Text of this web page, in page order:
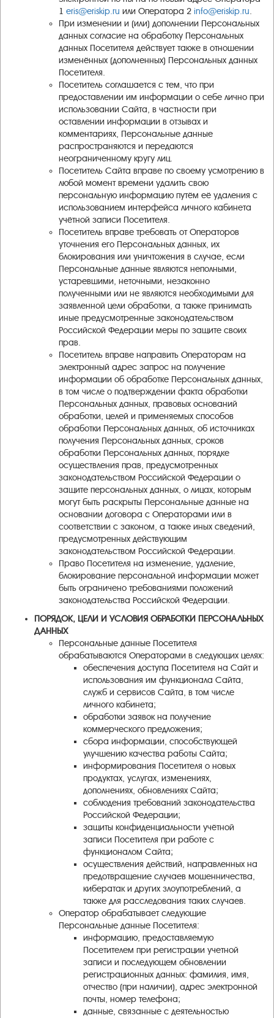
1 eris@eriskip.ru или Оператора 2 info@eriskip.ru.
При изменении и (или) дополнении Персональных
данных согласие на обработку Персональных
данных Посетителя действует также в отношении
изменённых (дополненных) Персональных данных
Посетителя.
Посетитель соглашается с тем, что при
предоставлении им информации о себе лично при
использовании Сайта, в частности при
оставлении информации в отзывах и
комментариях, Персональные данные
распространяются и передаются
неограниченному кругу лиц.
Посетитель Сайта вправе по своему усмотрению в
любой момент времени удалить свою
персональную информацию путём её удаления с
использованием интерфейса личного кабинета
учётной записи Посетителя.
Посетитель вправе требовать от Операторов
уточнения его Персональных данных, их
блокирования или уничтожения в случае, если
Персональные данные являются неполными,
устаревшими, неточными, незаконно
полученными или не являются необходимыми для
заявленной цели обработки, а также принимать
иные предусмотренные законодательством
Российской Федерации меры по защите своих
прав.
Посетитель вправе направить Операторам на
электронный адрес запрос на получение
информации об обработке Персональных данных,
в том числе о подтверждении факта обработки
Персональных данных, правовых оснований
обработки, целей и применяемых способов
обработки Персональных данных, об источниках
получения Персональных данных, сроков
обработки Персональных данных, порядке
осуществления прав, предусмотренных
законодательством Российской Федерации о
защите персональных данных, о лицах, которым
могут быть раскрыты Персональные данные на
основании договора с Операторами или в
соответствии с законом, а также иных сведений,
предусмотренных действующим
законодательством Российской Федерации.
Право Посетителя на изменение, удаление,
блокирование персональной информации может
быть ограничено требованиями положений
законодательства Российской Федерации.
ПОРЯДОК, ЦЕЛИ И УСЛОВИЯ ОБРАБОТКИ ПЕРСОНАЛЬНЫХ
ДАННЫХ
Персональные данные Посетителя
обрабатываются Операторами в следующих целях:
обеспечения доступа Посетителя на Сайт и
использования им функционала Сайта,
служб и сервисов Сайта, в том числе
личного кабинета;
обработки заявок на получение
коммерческого предложения;
сбора информации, способствующей
улучшению качества работы Сайта;
информирования Посетителя о новых
продуктах, услугах, изменениях,
дополнениях, обновлениях Сайта;
соблюдения требований законодательства
Российской Федерации;
защиты конфиденциальности учётной
записи Посетителя при работе с
функционалом Сайта;
осуществления действий, направленных на
предотвращение случаев мошенничества,
кибератак и других злоупотреблений, а
также для расследования таких случаев.
Оператор обрабатывает следующие
Персональные данные Посетителя:
информацию, предоставляемую
Посетителем при регистрации учетной
записи и последующем обновлении
регистрационных данных: фамилия, имя,
отчество (при наличии), адрес электронной
почты, номер телефона;
данные, связанные с деятельностью